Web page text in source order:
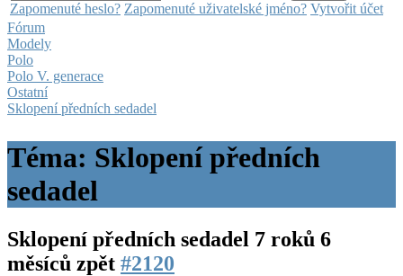
Zapomenuté heslo? Zapomenuté uživatelské jméno? Vytvořit účet
Fórum
Modely
Polo
Polo V. generace
Ostatní
Sklopení předních sedadel
Téma: Sklopení předních
sedadel
Sklopení předních sedadel 7 roků 6
měsíců zpět #2120